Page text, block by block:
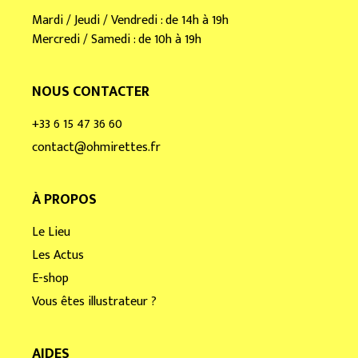
Mardi / Jeudi / Vendredi : de 14h à 19h
Mercredi / Samedi : de 10h à 19h
NOUS CONTACTER
+33 6 15 47 36 60
contact@ohmirettes.fr
À PROPOS
Le Lieu
Les Actus
E-shop
Vous êtes illustrateur ?